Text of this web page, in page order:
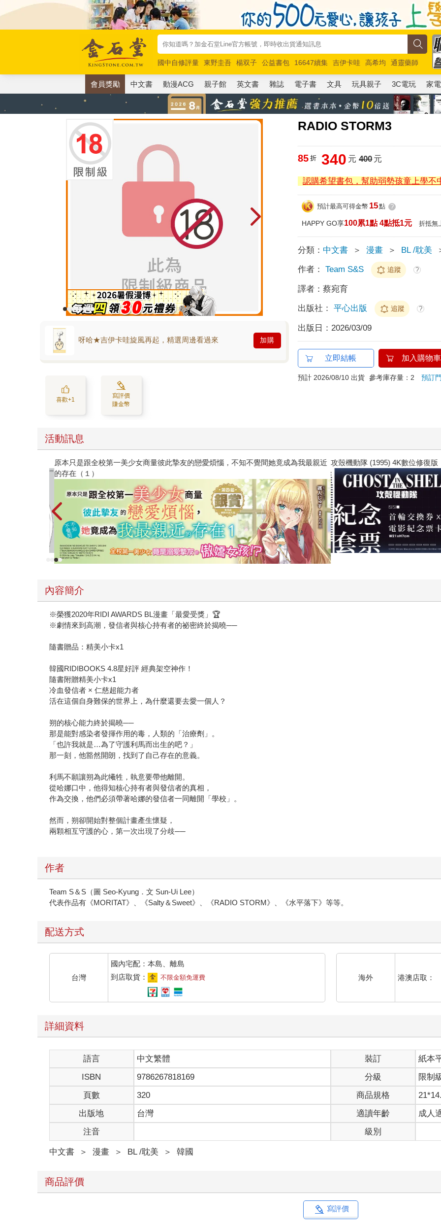
國中自修評量 東野圭吾 楊双子 公益書包 16647續集 吉伊卡哇 高希均
通靈藥師
唯紅花綻放
奧德賽 路邊攤新作 馬斯克 玩具總動員5 超慢跑
會員獎勵 中文書 動漫ACG 親子館 英文書 雜誌 電子書 文具 玩具親子 3C電玩 家電
RADIO STORM3
呀哈★吉伊卡哇旋風再起，精選周邊看過來 加購
喜歡+1
寫評價
賺金幣
85 折 340 元 400元
認購希望書包，幫助弱勢孩童上學不
預計最高可得金幣 15點 ?
HAPPY GO享100累1點 4點抵1元 折抵無
分類： 中文書 ＞ 漫畫 ＞ BL /耽美
作者： Team S&S 追蹤 ?
譯者：蔡宛育
出版社： 平心出版 追蹤 ?
出版日： 2026/03/09
立即結帳 加入購物車
預計 2026/08/10 出貨 參考庫存量：2預訂
活動訊息
原本只是跟全校第一美少女商量彼此摯友的戀愛煩惱，不知不覺間她竟成為我最親近
的存在（１）
攻殼機動隊 (1995) 4K數位修復版
內容簡介
※榮獲2020年RIDI AWARDS BL漫畫「最愛受獎」🏆
※劇情來到高潮，發信者與核心持有者的祕密終於揭曉──
隨書贈品：精美小卡x1
韓國RIDIBOOKS 4.8星好評 經典架空神作！
隨書附贈精美小卡x1
冷血發信者 × 仁慈超能力者
活在這個自身難保的世界上，為什麼還要去愛一個人？
朔的核心能力終於揭曉──
那是能對感染者發揮作用的毒，人類的「治療劑」。
「也許我就是…為了守護利馬而出生的吧？」
那一刻，他豁然開朗，找到了自己存在的意義。
利馬不願讓朔為此犧牲，執意要帶他離開。
從哈娜口中，他得知核心持有者與發信者的真相，
作為交換，他們必須帶著哈娜的發信者一同離開「學校」。
然而，朔卻開始對整個計畫產生懷疑，
兩顆相互守護的心，第一次出現了分歧──
作者
Team S＆S（圖 Seo-Kyung．文 Sun-Ui Lee）
代表作品有《MORITAT》、《Salty＆Sweet》、《RADIO STORM》、《水平落下》等等。
配送方式
台灣
國內宅配：本島、離島
到店取貨：
不限金額免運費 海外 港澳店取：
詳細資料
語言 中文繁體 裝訂
紙本
ISBN
9786267818169 分級
限制
頁數
320 商品規格
出版地
台灣 適讀年齡
成人
注音
級別
中文書 ＞ 漫畫 ＞ BL /耽美 ＞ 韓國
商品評價
寫評價